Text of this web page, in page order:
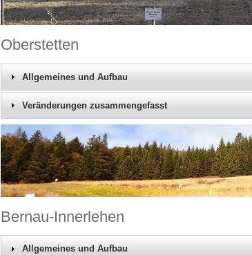
Oberstetten
Allgemeines und Aufbau
Veränderungen zusammengefasst
Bernau-Innerlehen
Allgemeines und Aufbau